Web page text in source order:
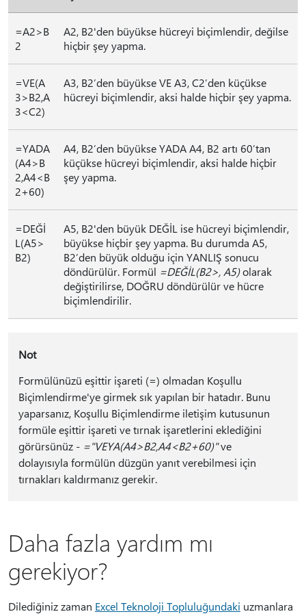
=A2>B
2
A2, B2'den büyükse hücreyi biçimlendir, değilse
hiçbir şey yapma.
=VE(A
3>B2,A
3<C2)
A3, B2’den büyükse VE A3, C2’den küçükse
hücreyi biçimlendir, aksi halde hiçbir şey yapma.
=YADA
(A4>B
2,A4<B
2+60)
A4, B2’den büyükse YADA A4, B2 artı 60’tan
küçükse hücreyi biçimlendir, aksi halde hiçbir
şey yapma.
=DEĞİ
L(A5>
B2)
A5, B2'den büyük DEĞİL ise hücreyi biçimlendir,
büyükse hiçbir şey yapma. Bu durumda A5,
B2’den büyük olduğu için YANLIŞ sonucu
döndürülür. Formül =DEĞİL(B2>, A5)olarak
değiştirilirse, DOĞRU döndürülür ve hücre
biçimlendirilir.
Not
Formülünüzü eşittir işareti (=) olmadan Koşullu
Biçimlendirme'ye girmek sık yapılan bir hatadır. Bunu
yaparsanız, Koşullu Biçimlendirme iletişim kutusunun
formüle eşittir işareti ve tırnak işaretlerini eklediğini
görürsünüz - ="VEYA(A4>B2,A4<B2+60)"ve
dolayısıyla formülün düzgün yanıt verebilmesi için
tırnakları kaldırmanız gerekir.
Daha fazla yardım mı
gerekiyor?
Dilediğiniz zaman Excel Teknoloji Topluluğundaki uzmanlara